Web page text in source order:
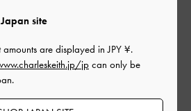
やすくて、
す👠
嬉しいヒールが高いものや厚底が多
site
amounts are displayed inJPY ¥.
jpcan only be